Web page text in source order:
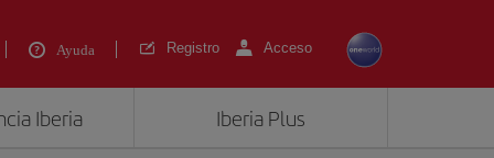
Ayuda Registro Acceso
Iberia Iberia Plus